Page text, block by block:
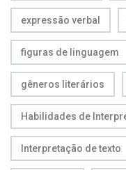
expressão verbal
figuras de linguagem
gêneros literários
Habilidades de
Interpretação de texto